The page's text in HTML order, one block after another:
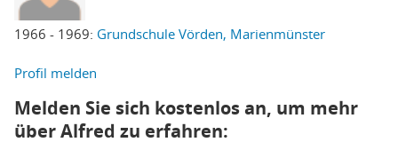
1966 - 1969: Grundschule Vörden, Marienmünster
Profil melden
Melden Sie sich kostenlos an, um mehr
über Alfred zu erfahren: